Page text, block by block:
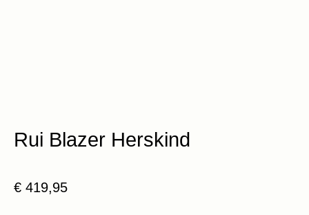
Rui Blazer Herskind
€ 419,95